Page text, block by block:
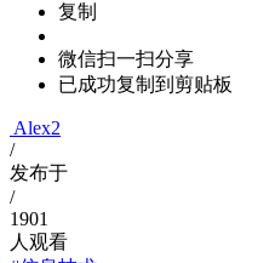
复制
微信扫一扫分享
已成功复制到剪贴板
Alex2
/
发布于
/
1901
人观看